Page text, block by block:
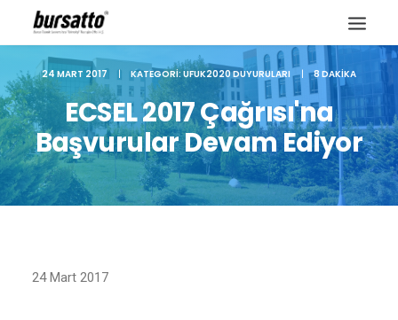
24 MART 2017 | KATEGORI: UFUK2020 DUYURULARI | 8 DAKIKA
ECSEL 2017 Çağrısı'na
Başvurular Devam Ediyor
24 Mart 2017